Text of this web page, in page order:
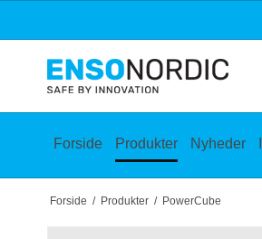
Forside Produkter Nyheder
Forside / Produkter / PowerCube